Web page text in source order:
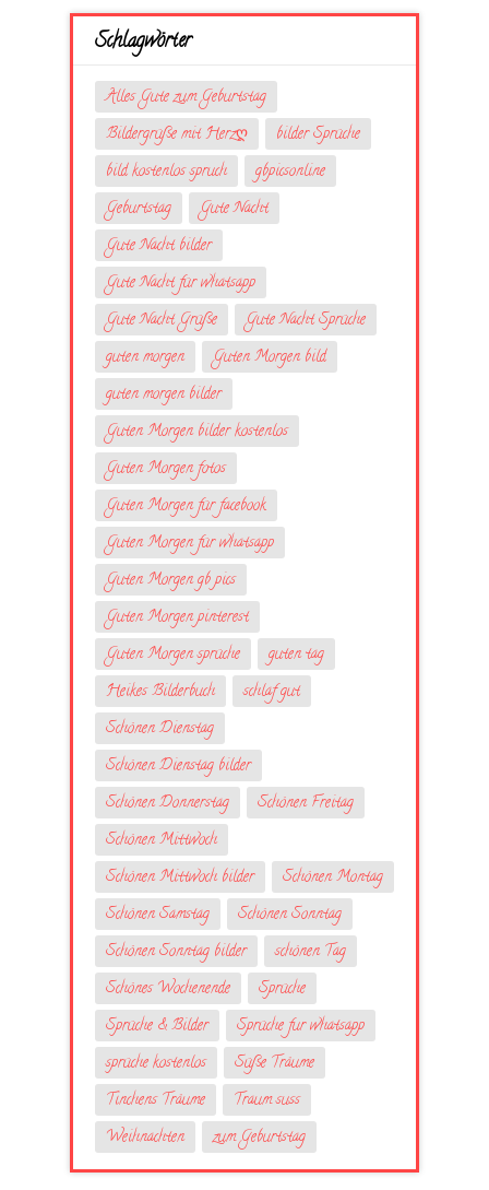
Schlagwörter
Alles Gute zum Geburtstag
Bildergrüße mit Herzღ
bilder Sprüche
bild kostenlos spruch
gbpicsonline
Geburtstag
Gute Nacht
Gute Nacht bilder
Gute Nacht für whatsapp
Gute Nacht Grüße
Gute Nacht Sprüche
guten morgen
Guten Morgen bild
guten morgen bilder
Guten Morgen bilder kostenlos
Guten Morgen fotos
Guten Morgen für facebook
Guten Morgen für whatsapp
Guten Morgen gb pics
Guten Morgen pinterest
Guten Morgen sprüche
guten tag
Heikes Bilderbuch
schlaf gut
Schönen Dienstag
Schönen Dienstag bilder
Schönen Donnerstag
Schönen Freitag
Schönen Mittwoch
Schönen Mittwoch bilder
Schönen Montag
Schönen Samstag
Schönen Sonntag
Schönen Sonntag bilder
schönen Tag
Schönes Wochenende
Sprüche
Sprüche & Bilder
Sprüche fur whatsapp
sprüche kostenlos
Süße Träume
Tinchens Träume
Traum suss
Weihnachten
zum Geburtstag